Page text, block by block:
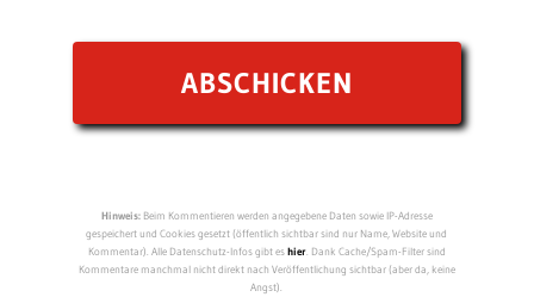
Hinweis:Beim Kommentieren werden angegebene Daten sowie IP-Adresse
gespeichert und Cookies gesetzt (öffentlich sichtbar sind nur Name, Website und
Kommentar). Alle Datenschutz-Infos gibt eshier. Dank Cache/Spam-Filter sind
Kommentare manchmal nicht direkt nach Veröffentlichung sichtbar (aber da, keine
Angst).